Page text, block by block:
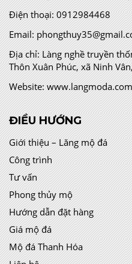
Điện thoại: 0912984468
Email:
Địa chỉ:Làng nghề truyền
Thôn Xuân Phúc, xã Ninh
Website: www.langmoda.com
ĐIỀU HƯỚNG
Giới thiệu – Lăng mộ đá
Công trình
Tư vấn
Phong thủy mộ
Hướng dẫn đặt hàng
Giá mộ đá
Mộ đá Thanh Hóa